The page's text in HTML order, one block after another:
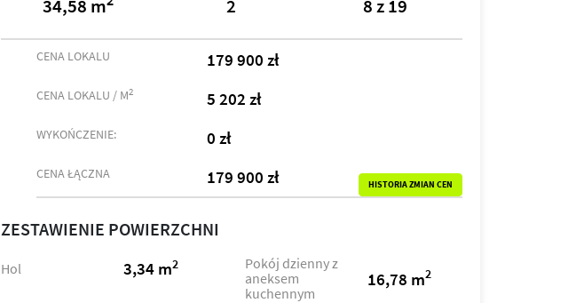
34,58 m 2 8 z 19
CENA LOKALU 179 900 zł
CENA LOKALU / M2 5 202 zł
WYKOŃCZENIE: 0 zł
CENA ŁĄCZNA 179 900 zł HISTORIA ZMIAN CEN
ZESTAWIENIE POWIERZCHNI
Hol 3,34 m2
Pokój dzienny z
aneksem
kuchennym
16,78 m2